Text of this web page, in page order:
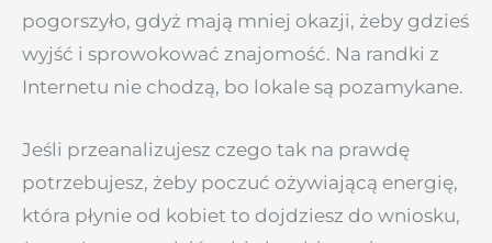
pogorszyło, gdyż mają mniej okazji, żeby gdzieś
wyjść i sprowokować znajomość. Na randki z
Internetu nie chodzą, bo lokale są pozamykane.
Jeśli przeanalizujesz czego tak na prawdę
potrzebujesz, żeby poczuć ożywiającą energię,
która płynie od kobiet to dojdziesz do wniosku,